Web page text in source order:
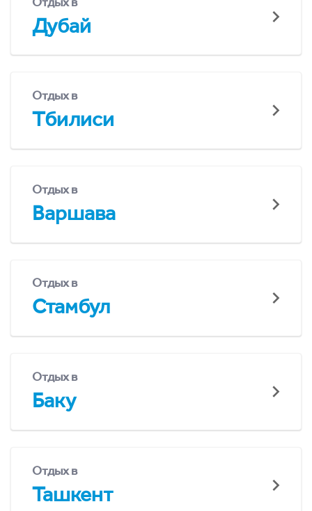
Дубай
Отдых в
Тбилиси
Отдых в
Варшава
Отдых в
Стамбул
Отдых в
Баку
Отдых в
Ташкент